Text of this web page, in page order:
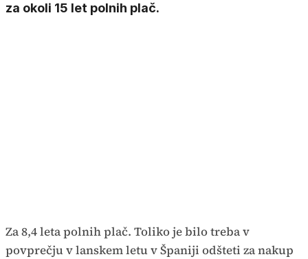
za okoli 15 let polnih plač.
Za 8,4 leta polnih plač. Toliko je bilo treba v
povprečju v lanskem letu v Španiji odšteti za nakup